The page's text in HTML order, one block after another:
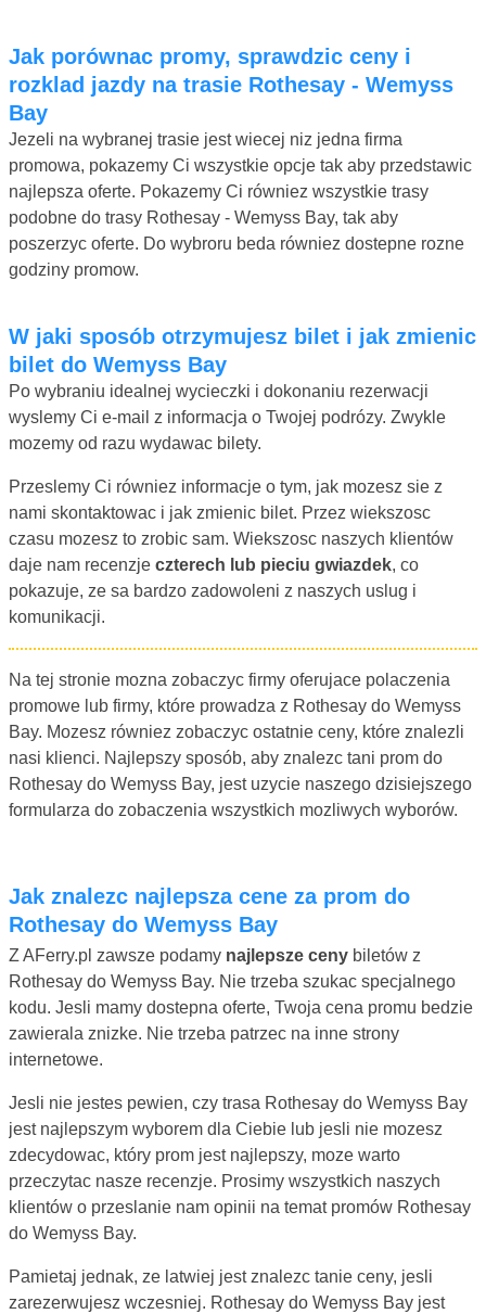
Jak porównac promy, sprawdzic ceny i
rozklad jazdy na trasie Rothesay - Wemyss
Bay
Jezeli na wybranej trasie jest wiecej niz jedna firma
promowa, pokazemy Ci wszystkie opcje tak aby przedstawic
najlepsza oferte. Pokazemy Ci równiez wszystkie trasy
podobne do trasy Rothesay - Wemyss Bay, tak aby
poszerzyc oferte. Do wybroru beda równiez dostepne rozne
godziny promow.
W jaki sposób otrzymujesz bilet i jak zmienic
bilet do Wemyss Bay
Po wybraniu idealnej wycieczki i dokonaniu rezerwacji
wyslemy Ci e-mail z informacja o Twojej podrózy. Zwykle
mozemy od razu wydawac bilety.
Przeslemy Ci równiez informacje o tym, jak mozesz sie z
nami skontaktowac i jak zmienic bilet. Przez wiekszosc
czasu mozesz to zrobic sam. Wiekszosc naszych klientów
daje nam recenzje czterech lub pieciu gwiazdek, co
pokazuje, ze sa bardzo zadowoleni z naszych uslug i
komunikacji.
Na tej stronie mozna zobaczyc firmy oferujace polaczenia
promowe lub firmy, które prowadza z Rothesay do Wemyss
Bay. Mozesz równiez zobaczyc ostatnie ceny, które znalezli
nasi klienci. Najlepszy sposób, aby znalezc tani prom do
Rothesay do Wemyss Bay, jest uzycie naszego dzisiejszego
formularza do zobaczenia wszystkich mozliwych wyborów.
Jak znalezc najlepsza cene za prom do
Rothesay do Wemyss Bay
Z AFerry.pl zawsze podamy najlepsze ceny biletów z
Rothesay do Wemyss Bay. Nie trzeba szukac specjalnego
kodu. Jesli mamy dostepna oferte, Twoja cena promu bedzie
zawierala znizke. Nie trzeba patrzec na inne strony
internetowe.
Jesli nie jestes pewien, czy trasa Rothesay do Wemyss Bay
jest najlepszym wyborem dla Ciebie lub jesli nie mozesz
zdecydowac, który prom jest najlepszy, moze warto
przeczytac nasze recenzje. Prosimy wszystkich naszych
klientów o przeslanie nam opinii na temat promów Rothesay
do Wemyss Bay.
Pamietaj jednak, ze latwiej jest znalezc tanie ceny, jesli
zarezerwujesz wczesniej. Rothesay do Wemyss Bay jest